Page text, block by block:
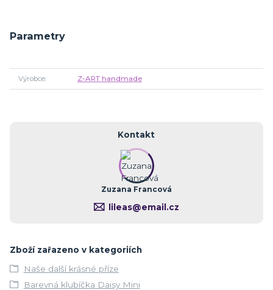
Parametry
Výrobce Z-ART handmade
Kontakt
Zuzana Francová
lileas@email.cz
Zboží zařazeno v kategoriích
Naše další krásné příze
Barevná klubíčka Daisy Mini